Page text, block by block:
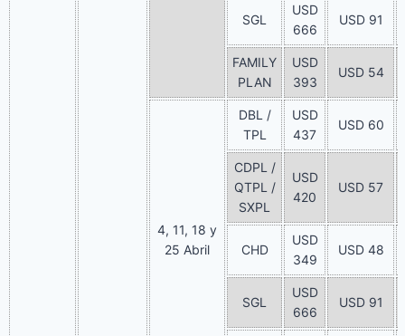
SGL
USD
666
USD 91
FAMILY
PLAN
USD
393
USD 54
4, 11, 18 y
25 Abril
DBL /
TPL
USD
437
USD 60
CDPL /
QTPL /
SXPL
USD
420
USD 57
CHD
USD
349
USD 48
SGL
USD
666
USD 91